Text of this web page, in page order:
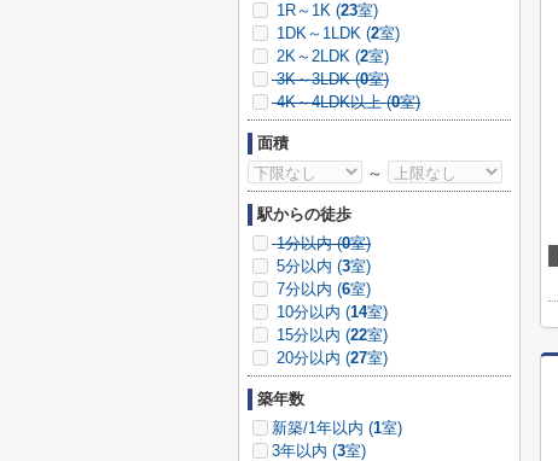
1R～1K (23室)
1DK～1LDK (2室)
2K～2LDK (2室)
3K～3LDK (0室)
4K～4LDK以上 (0室)
面積
～
駅からの徒歩
1分以内 (0室)
5分以内 (3室)
7分以内 (6室)
10分以内 (14室)
15分以内 (22室)
20分以内 (27室)
築年数
新築/1年以内 (1室)
3年以内 (3室)